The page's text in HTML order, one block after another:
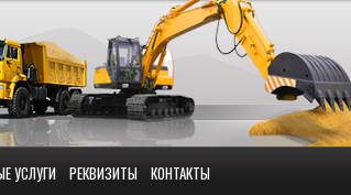
УСЛУГИ РЕКВИЗИТЫ КОНТАКТЫ